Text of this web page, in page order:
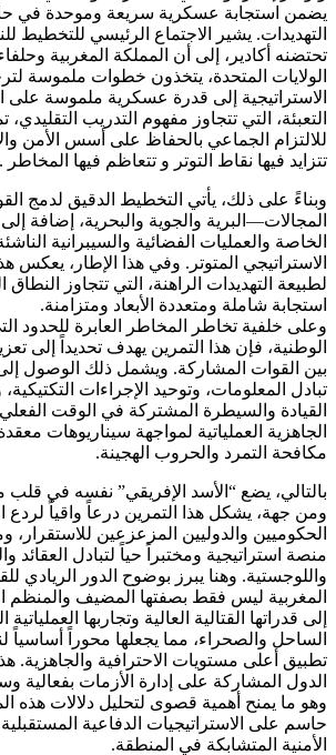
يضمن استجابة عسكرية سريعة وموحدة في
تحتضنه أكادير، إلى أن المملكة المغربية
الولايات المتحدة، يتخذون خطوات ملموسة
الاستراتيجية إلى قدرة عسكرية ملموسة
التعبئة، التي تتجاوز مفهوم التدريب التقليدي،
للالتزام الجماعي بالحفاظ على أسس الأمن
تتزايد فيها نقاط التوتر و تتعاظم فيها المخاطر .
​وبناءً على ذلك، يأتي التخطيط الدقيق لدمج
المجالات—البرية والجوية والبحرية، إضافة
الخاصة والعمليات الفضائية والسيبرانية
الاستراتيجي المتوتر. وفي هذا الإطار، يعكس
لطبيعة التهديدات الراهنة، التي تتجاوز النطاق
استجابة شاملة ومتعددة الأبعاد ومتزامنة.
​وعلى خلفية تخاطر المخاطر العابرة للحدود
الوطنية، فإن هذا التمرين يهدف تحديداً إلى
بين القوات المشاركة. ويشمل ذلك الوصول
تبادل المعلومات، وتوحيد الإجراءات
القيادة والسيطرة المشتركة في الوقت
الجاهزية العملياتية لمواجهة سيناريوهات
مكافحة التمرد والحروب الهجينة.
​بالتالي، يضع “الأسد الإفريقي” نفسه في قلب
ومن جهة، يشكل هذا التمرين درعاً واقياً لردع
الحكوميين والدوليين المزعزعين
منصة استراتيجية ومختبراً حياً لتبادل العقائد
واللوجستية. وهنا يبرز بوضوح الدور الريادي
المغربية ليس فقط بصفتها المضيف والمنظم
إلى قدراتها القتالية العالية وتجاربها
الساحل والصحراء، مما يجعلها محوراً
تطبيق أعلى مستويات الاحترافية والجاهزية.
الدول المشاركة على إدارة الأزمات بفعالية
وهو ما يمنح أهمية قصوى لتحليل دلالات هذه
حاسم على الاستراتيجيات الدفاعية
الأمنية المتشابكة في المنطقة.